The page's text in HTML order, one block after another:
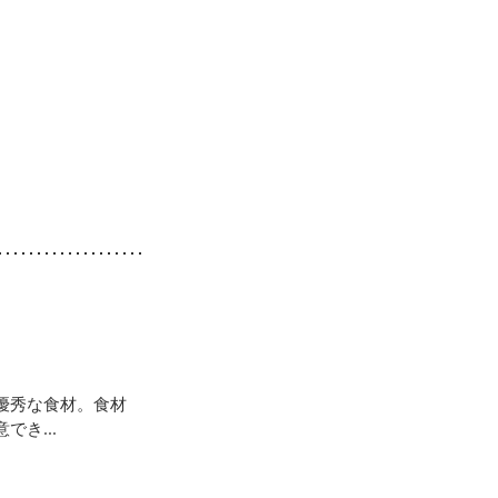
秀な食材。食材
でき...